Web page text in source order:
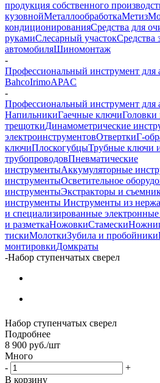
продукция собственного
кузовнойМеталлообработкаМетиз
кондиционированияСредства для
рукамиСлесарный участокСредства
автомобиляШиномонтаж
-
Профессиональный инструмент для
BahcoIrimoAPAC
-
Профессиональный инструмент для
НапильникиГаечные ключиГоловки
трещоткиДинамометрические
электроинструментовОтверткиГ-
ключиПлоскогубцыТрубные ключи
трубопроводовПневматические
инструментыАккумуляторные
инструментыОсветительное
инструментыЭкстракторы и
инструменты Инструменты из
и специализированные
и разметкаНожовкиСтамески
тискиМолоткиЗубила и пробойники
монтировкиДомкраты
-Набор ступенчатых сверел
Набор ступенчатых сверел
Подробнее
8 900 руб./шт
Много
-
+
В корзину